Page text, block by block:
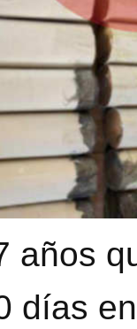
años
días